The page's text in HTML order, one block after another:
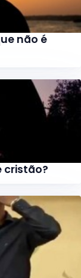
não é
cristão?